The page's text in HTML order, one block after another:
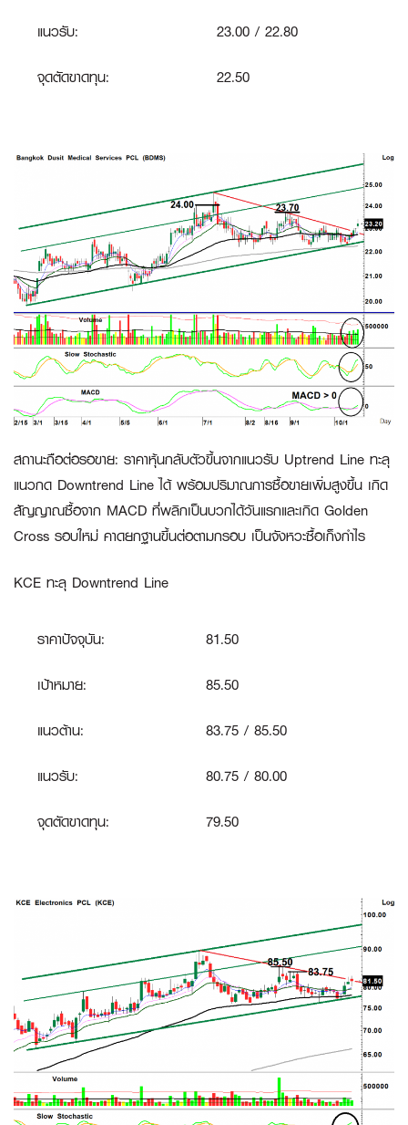
แนวรับ:
23.00 / 22.80
จุดตัดขาดทุน: 22.50
สถานะถือต่อรอขาย: ราคาหุ้นกลับตัวขึ้นจากแนวรับ Uptrend Line ทะลุ
แนวกด Downtrend Line ได้ พร้อมปริมาณการซื้อขายเพิ่มสูงขึ้น เกิด
สัญญาณซื้อจาก MACD ที่พลิกเป็นบวกได้วันแรกและเกิด Golden
Cross รอบใหม่ คาดยกฐานขึ้นต่อตามกรอบ เป็นจังหวะซื้อเก็งกำไร
KCE ทะลุ Downtrend Line
ราคาปัจจุบัน:
81.50
เป้าหมาย:
85.50
แนวต้าน:
83.75 / 85.50
แนวรับ:
80.75 / 80.00
จุดตัดขาดทุน:
79.50